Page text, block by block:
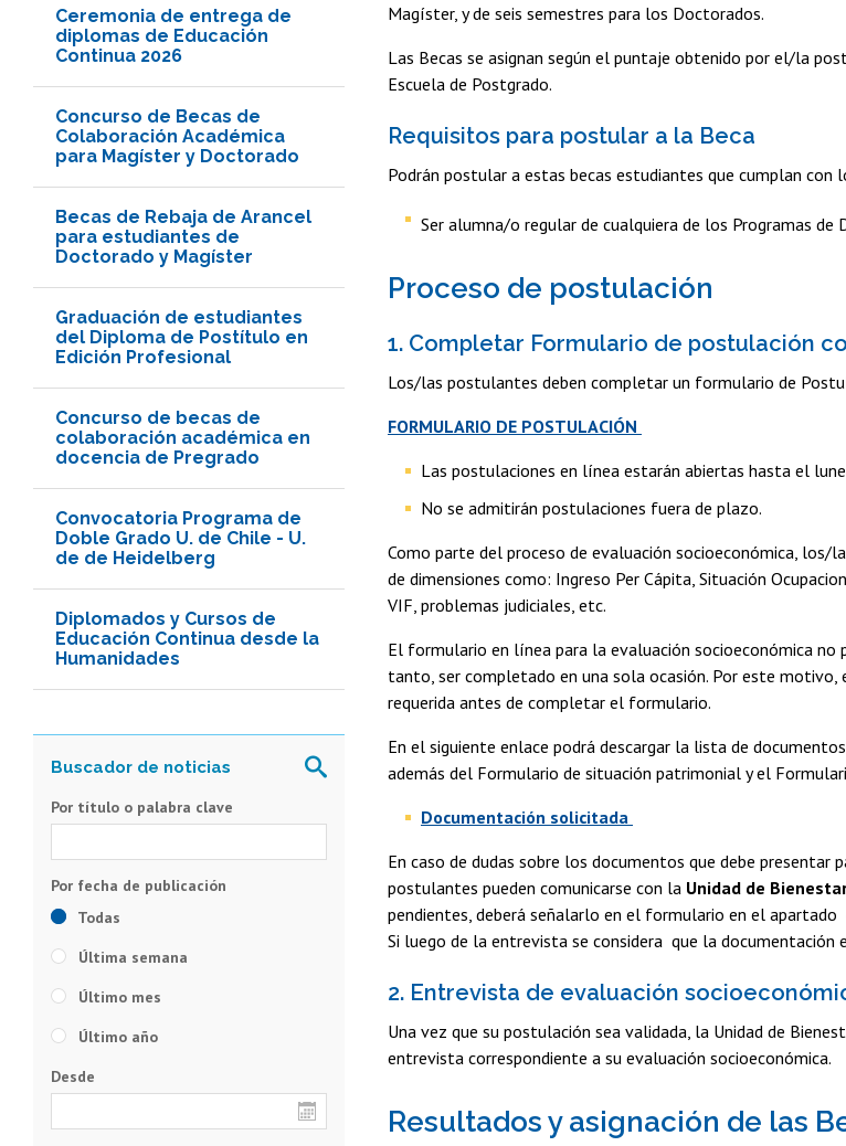
Ceremonia de entrega de
diplomas de Educación
Continua 2026
Concurso de Becas de
Colaboración Académica
para Magíster y Doctorado
Becas de Rebaja de Arancel
para estudiantes de
Doctorado y Magíster
Graduación de estudiantes
del Diploma de Postítulo en
Edición Profesional
Concurso de becas de
colaboración académica en
docencia de Pregrado
Convocatoria Programa de
Doble Grado U. de Chile - U.
de de Heidelberg
Diplomados y Cursos de
Educación Continua desde la
Humanidades
Magíster, y de seis semestres para los Doctorados.
Las Becas se asignan según el puntaje obtenido por el/la
Escuela de Postgrado.
Requisitos para postular a la Beca
Podrán postular a estas becas estudiantes que cumplan con
Ser alumna/o regular de cualquiera de los Programas
Proceso de postulación
1. Completar Formulario de postulación
Los/las postulantes deben completar un formulario de
FORMULARIO DE POSTULACIÓN
Las postulaciones en línea estarán abiertas hasta el
No se admitirán postulaciones fuera de plazo.
Como parte del proceso de evaluación socioeconómica,
de dimensiones como: Ingreso Per Cápita, Situación
VIF, problemas judiciales, etc.
El formulario en línea para la evaluación socioeconómica
tanto, ser completado en una sola ocasión. Por este
requerida antes de completar el formulario.
En el siguiente enlace podrá descargar la lista de
además del Formulario de situación patrimonial y el
Documentación solicitada
En caso de dudas sobre los documentos que debe
postulantes pueden comunicarse con la Unidad de
pendientes, deberá señalarlo en el formulario en el apartado
Si luego de la entrevista se considera que la
2. Entrevista de evaluación
Una vez que su postulación sea validada, la Unidad de
entrevista correspondiente a su evaluación socioeconómica.
Resultados y asignación de las
Por título o palabra clave
Todas
Última semana
Último mes
Último año
Desde